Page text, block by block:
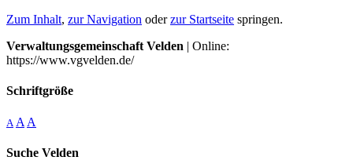
Zum Inhalt, zur Navigation oderzur Startseite springen.
Verwaltungsgemeinschaft Velden | Online:
https://www.vgvelden.de/
Schriftgröße
A A A
Suche Velden